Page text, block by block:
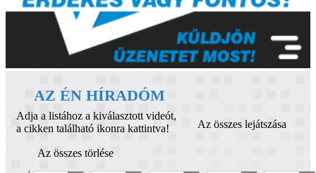
AZ ÉN HÍRADÓM
Adja a listához a kiválasztott videót,
a cikken található ikonra kattintva!
Az összes lejátszása
Az összes törlése